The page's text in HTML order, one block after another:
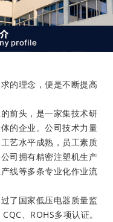
的理念，便是不断提高
前头，是一家集技术研
的企业。公司技术力量
艺水平成熟，员工素质
司拥有精密注塑机生产
线等多条专业化作业流
了国家低压电器质量监
、ROHS多项认证。